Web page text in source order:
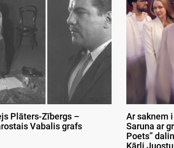
Plāters-Zībergs –
Vabalis grafs
Ar saknem
Saruna ar
Poets”
Kārli Juostu